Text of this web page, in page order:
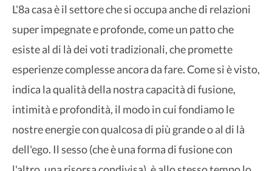
L'8a casa è il settore che si occupa anche di relazioni
super impegnate e profonde, come un patto che
esiste al di là dei voti tradizionali, che promette
esperienze complesse ancora da fare. Come si è visto,
indica la qualità della nostra capacità di fusione,
intimità e profondità, il modo in cui fondiamo le
nostre energie con qualcosa di più grande o al di là
dell'ego. Il sesso (che è una forma di fusione con